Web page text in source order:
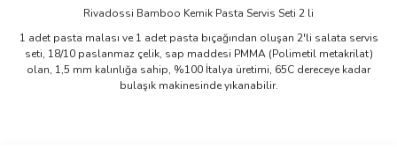
Rivadossi Bamboo Kemik Pasta Servis Seti 2 li
1 adet pasta malası ve 1 adet pasta bıçağından oluşan 2'li salata servis
seti, 18/10 paslanmaz çelik, sap maddesi PMMA (Polimetil metakrilat)
olan, 1,5 mm kalınlığa sahip, %100 İtalya üretimi, 65C dereceye kadar
bulaşık makinesinde yıkanabilir.